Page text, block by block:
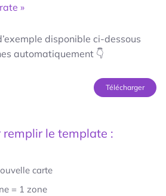
»
disponible ci-dessous
automatiquement 👇
Télécharger
le template :
carte
= 1 zone